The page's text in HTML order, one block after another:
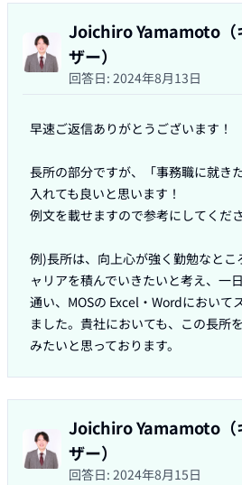
Joichiro Yamamoto（
ザー）
回答日:2024年8月13日
早速ご返信ありがとうございます！
長所の部分ですが、「事務職に就き
入れても良いと思います！
例文を載せますので参考にしてくだ
例)長所は、向上心が強く勤勉なとこ
ャリアを積んでいきたいと考え、一
通い、MOSの Excel・Wordにおいて
ました。貴社においても、この長所
みたいと思っております。
Joichiro Yamamoto（
ザー）
回答日:2024年8月15日